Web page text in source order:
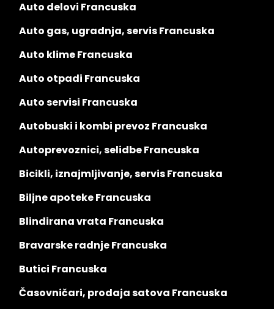
Auto delovi Francuska
Auto gas, ugradnja, servis Francuska
Auto klime Francuska
Auto otpadi Francuska
Auto servisi Francuska
Autobuski i kombi prevoz Francuska
Autoprevoznici, selidbe Francuska
Bicikli, iznajmljivanje, servis Francuska
Biljne apoteke Francuska
Blindirana vrata Francuska
Bravarske radnje Francuska
Butici Francuska
Časovničari, prodaja satova Francuska